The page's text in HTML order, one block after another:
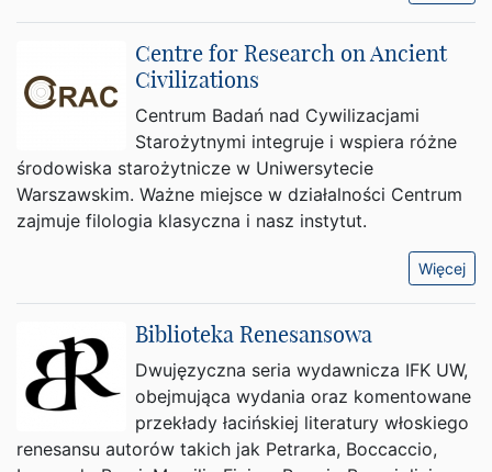
Centre for Research on Ancient
Civilizations
Centrum Badań nad Cywilizacjami
Starożytnymi integruje i wspiera różne
środowiska starożytnicze w Uniwersytecie
Warszawskim. Ważne miejsce w działalności Centrum
zajmuje filologia klasyczna i nasz instytut.
Więcej
Biblioteka Renesansowa
Dwujęzyczna seria wydawnicza IFK UW,
obejmująca wydania oraz komentowane
przekłady łacińskiej literatury włoskiego
renesansu autorów takich jak Petrarka, Boccaccio,